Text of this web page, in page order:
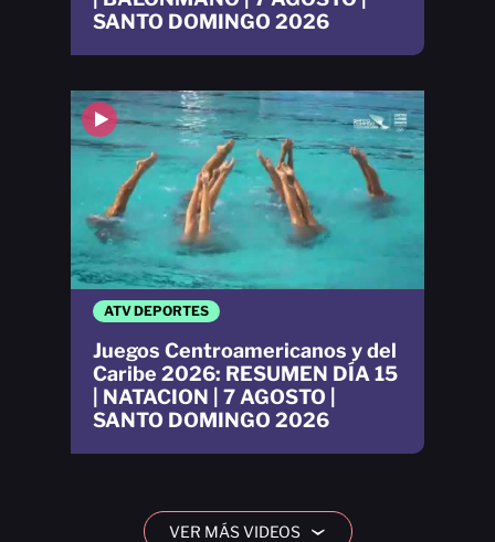
ATV DEPORTES
Juegos Centroamericanos y del
Caribe 2026: RESUMEN DÍA 15
| NATACION | 7 AGOSTO |
SANTO DOMINGO 2026
SANTO DOMINGO 2026
VER MÁS VIDEOS ›